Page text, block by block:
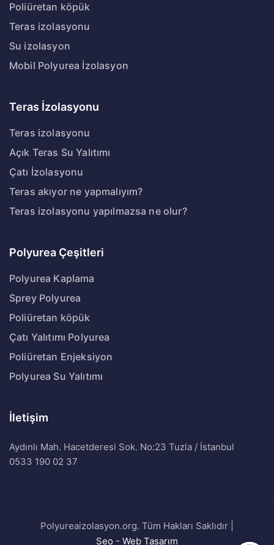
Poliüretan köpük
Teras izolasyonu
Su izolasyon
Mobil Polyurea İzolasyon
Teras İzolasyonu
Teras izolasyonu
Açık Teras Su Yalıtımı
Çatı İzolasyonu
Teras akıyor ne yapmalıyım?
Teras izolasyonu yapılmazsa ne olur?
Polyurea Çeşitleri
Polyurea Kaplama
Sprey Polyurea
Poliüretan köpük
Çatı Yalıtımı Polyurea
Poliüretan Enjeksiyon
Polyurea Su Yalıtımı
İletişim
Aydınlı Mah. Hacetderesi Sok. No:23 Tuzla / İstanbul
0533 190 02 37
Polyureaizolasyon.org. Tüm Hakları Saklıdır |
Seo - Web Tasarım